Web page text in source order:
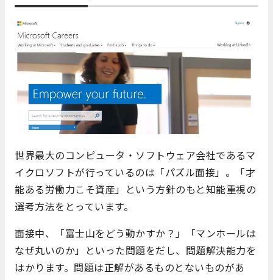
世界最大のコンピュータ・ソフトウェア会社であるマ
イクロソフトが行っているのは「パズル面接」。「才
能ある労働力こそ資産」という方針のもと知能重視の
選考方法をとっています。
面接中、「富士山をどう動かすか？」「マンホールは
なぜ丸いのか」といった問題をだし、問題解決能力を
はかります。問題は正解があるものとないものがあ